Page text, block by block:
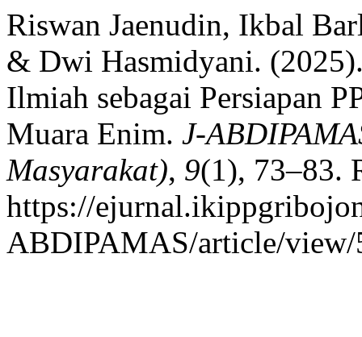
Riswan Jaenudin, Ikbal
& Dwi Hasmidyani.
Ilmiah sebagai Persiapan
Muara Enim. J-
Masyarakat), 9(1), 73–83.
https://
ABDIPAMAS/article/view/